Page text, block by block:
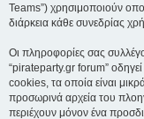
Teams”) χρησιμοποιούν
διάρκεια κάθε συνεδρίας
Οι πληροφορίες σας
“pirateparty.gr forum”
cookies, τα οποία είναι
προσωρινά αρχεία του
περιέχουν μόνον ένα